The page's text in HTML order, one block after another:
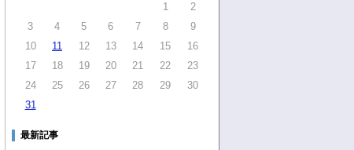
1
2
3
4 5 6 7 8
9
10
11 12 13 14 15
16
17
18 19 20 21 22
23
24
25 26 27 28 29
30
31
最新記事